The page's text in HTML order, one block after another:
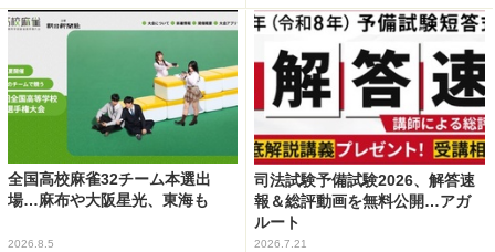
全国高校麻雀32チーム本選出
場…麻布や大阪星光、東海も
2026.8.5
司法試験予備試験2026、解答速
報＆総評動画を無料公開…アガ
ルート
2026.7.21